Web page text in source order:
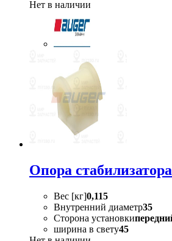
Нет в наличии
Опора
Вес [кг]0,115
Внутренний диаметр35
Сторона установки
ширина в свету45